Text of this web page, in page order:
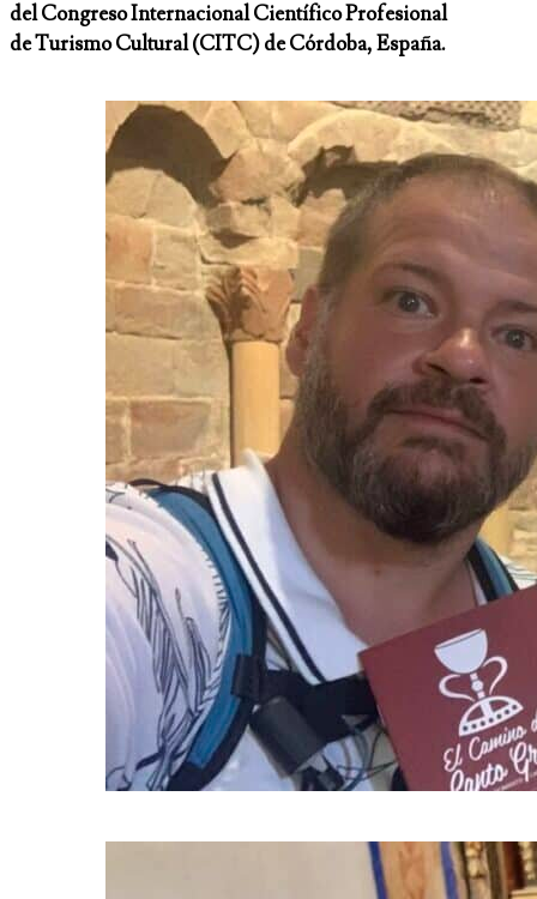
del Congreso Internacional Científico Profesional
de Turismo Cultural (CITC) de Córdoba, España.